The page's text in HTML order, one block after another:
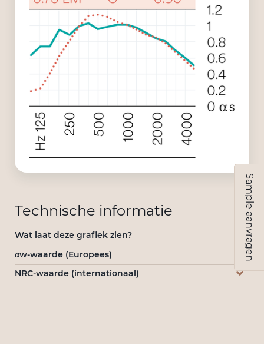
Technische informatie
Wat laat deze grafiek zien?
αw-waarde (Europees)
NRC-waarde (internationaal)
Sample aanvragen